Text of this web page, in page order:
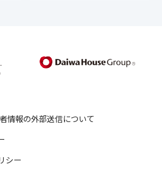
情報の外部送信について
シー